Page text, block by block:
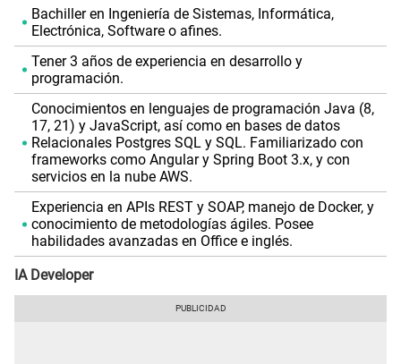
Bachiller en Ingeniería de Sistemas, Informática,
Electrónica, Software o afines.
Tener 3 años de experiencia en desarrollo y
programación.
Conocimientos en lenguajes de programación Java (8,
17, 21) y JavaScript, así como en bases de datos
Relacionales Postgres SQL y SQL. Familiarizado con
frameworks como Angular y Spring Boot 3.x, y con
servicios en la nube AWS.
Experiencia en APIs REST y SOAP, manejo de Docker, y
conocimiento de metodologías ágiles. Posee
habilidades avanzadas en Office e inglés.
IA Developer